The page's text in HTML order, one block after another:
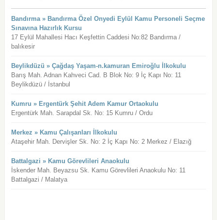
Bandırma » Bandırma Özel Onyedi Eylül Kamu Personeli Seçme
Sınavına Hazırlık Kursu
17 Eylül Mahallesi Hacı Keşfettin Caddesi No:82 Bandırma /
balıkesir
Beylikdüzü » Çağdaş Yaşam-n.kamuran Emiroğlu İlkokulu
Barış Mah. Adnan Kahveci Cad. B Blok No: 9 İç Kapı No: 11
Beylikdüzü / İstanbul
Kumru » Ergentürk Şehit Adem Kamur Ortaokulu
Ergentürk Mah. Sarapdal Sk. No: 15 Kumru / Ordu
Merkez » Kamu Çalışanları İlkokulu
Ataşehir Mah. Dervişler Sk. No: 2 İç Kapı No: 2 Merkez / Elazığ
Battalgazi » Kamu Görevlileri Anaokulu
İskender Mah. Beyazsu Sk. Kamu Görevlileri Anaokulu No: 11
Battalgazi / Malatya